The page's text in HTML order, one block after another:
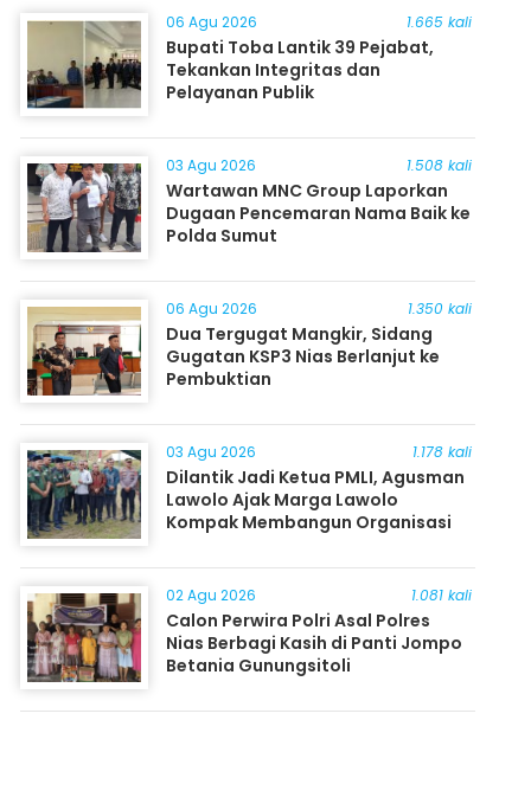
06 Agu 2026 1.665 kali
Bupati Toba Lantik 39 Pejabat,
Tekankan Integritas dan
Pelayanan Publik
03 Agu 2026 1.508 kali
Wartawan MNC Group Laporkan
Dugaan Pencemaran Nama Baik ke
Polda Sumut
06 Agu 2026 1.350 kali
Dua Tergugat Mangkir, Sidang
Gugatan KSP3 Nias Berlanjut ke
Pembuktian
03 Agu 2026 1.178 kali
Dilantik Jadi Ketua PMLI, Agusman
Lawolo Ajak Marga Lawolo
Kompak Membangun Organisasi
02 Agu 2026 1.081 kali
Calon Perwira Polri Asal Polres
Nias Berbagi Kasih di Panti Jompo
Betania Gunungsitoli